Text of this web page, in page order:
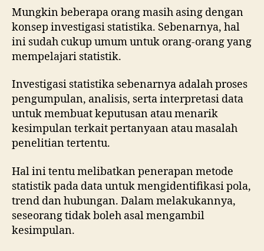
Mungkin beberapa orang masih asing dengan
konsep investigasi statistika. Sebenarnya, hal
ini sudah cukup umum untuk orang-orang yang
mempelajari statistik.
Investigasi statistika sebenarnya adalah proses
pengumpulan, analisis, serta interpretasi data
untuk membuat keputusan atau menarik
kesimpulan terkait pertanyaan atau masalah
penelitian tertentu.
Hal ini tentu melibatkan penerapan metode
statistik pada data untuk mengidentifikasi pola,
trend dan hubungan. Dalam melakukannya,
seseorang tidak boleh asal mengambil
kesimpulan.